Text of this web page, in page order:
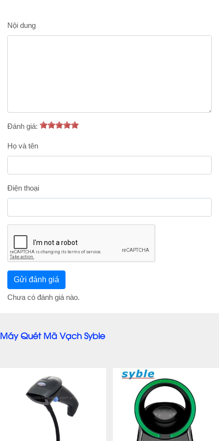
Nội dung
Đánh giá:
Họ và tên
Điện thoại
Chưa có đánh giá nào.
Máy Quét Mã Vạch Syble